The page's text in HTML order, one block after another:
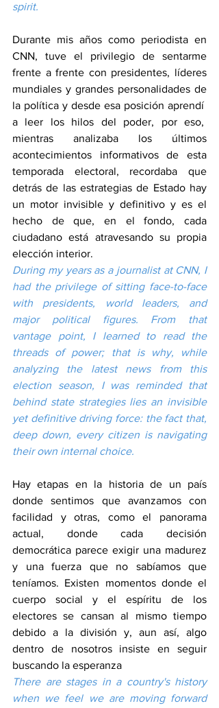
spirit.
Durante mis años como periodista en
CNN, tuve el privilegio de sentarme
frente a frente con presidentes, líderes
mundiales y grandes personalidades de
la política y desde esa posición aprendí
a leer los hilos del poder, por eso,
mientras analizaba los últimos
acontecimientos informativos de esta
temporada electoral, recordaba que
detrás de las estrategias de Estado hay
un motor invisible y definitivo y es el
hecho de que, en el fondo, cada
ciudadano está atravesando su propia
elección interior.
During my years as a journalist at CNN, I
had the privilege of sitting face-to-face
with presidents, world leaders, and
major political figures. From that
vantage point, I learned to read the
threads of power; that is why, while
analyzing the latest news from this
election season, I was reminded that
behind state strategies lies an invisible
yet definitive driving force: the fact that,
deep down, every citizen is navigating
their own internal choice.
Hay etapas en la historia de un país
donde sentimos que avanzamos con
facilidad y otras, como el panorama
actual, donde cada decisión
democrática parece exigir una madurez
y una fuerza que no sabíamos que
teníamos. Existen momentos donde el
cuerpo social y el espíritu de los
electores se cansan al mismo tiempo
debido a la división y, aun así, algo
dentro de nosotros insiste en seguir
buscando la esperanza
There are stages in a country's history
when we feel we are moving forward